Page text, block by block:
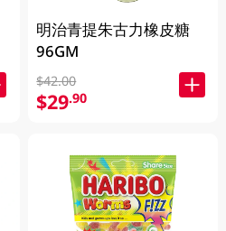
明治青提朱古力橡皮糖
96GM
$42.00
$29.90